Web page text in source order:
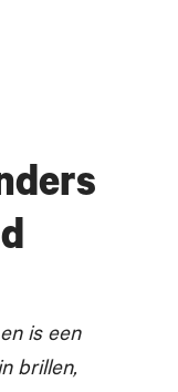
is een
brillen,